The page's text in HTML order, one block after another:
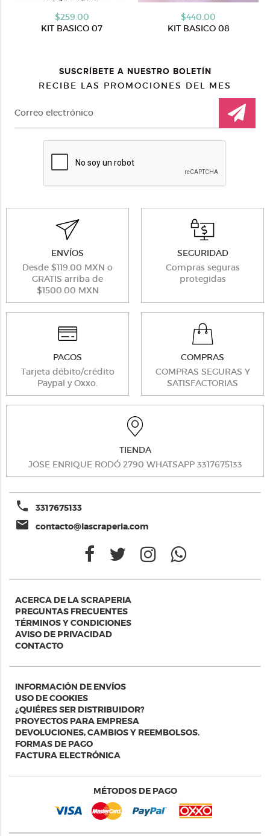
$259.00
KIT BASICO 07
$440.00
KIT BASICO 08
SUSCRÍBETE A NUESTRO BOLETÍN
RECIBE LAS PROMOCIONES DEL MES
ENVÍOS
Desde $119.00 MXN o
GRATIS arriba de
$1500.00 MXN
SEGURIDAD
Compras seguras
protegidas
PAGOS
Tarjeta débito/crédito
Paypal y Oxxo.
COMPRAS
COMPRAS SEGURAS Y
SATISFACTORIAS
TIENDA
JOSE ENRIQUE RODÓ 2790 WHATSAPP 3317675133
phone 3317675133
email contacto@lascraperia.com
ACERCA DE LA SCRAPERIA
PREGUNTAS FRECUENTES
TÉRMINOS Y CONDICIONES
AVISO DE PRIVACIDAD
CONTACTO
INFORMACIÓN DE ENVÍOS
USO DE COOKIES
¿QUIÉRES SER DISTRIBUIDOR?
PROYECTOS PARA EMPRESA
DEVOLUCIONES, CAMBIOS Y REEMBOLSOS.
FORMAS DE PAGO
FACTURA ELECTRÓNICA
MÉTODOS DE PAGO